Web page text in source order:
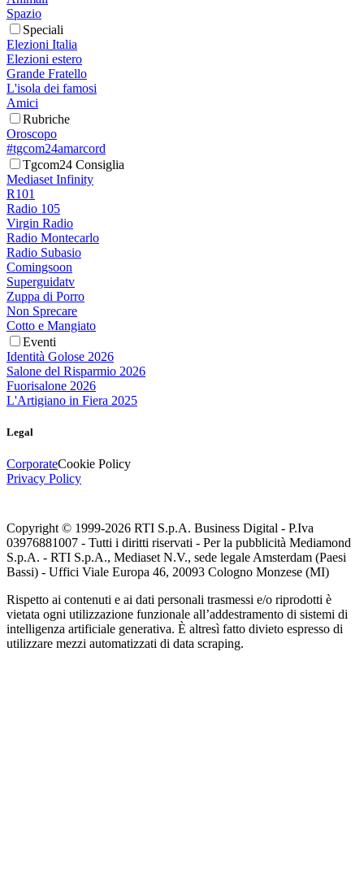
Spazio
Speciali
Elezioni Italia
Elezioni estero
Grande Fratello
L'isola dei famosi
Amici
Rubriche
Oroscopo
#tgcom24amarcord
Tgcom24 Consiglia
Mediaset Infinity
R101
Radio 105
Virgin Radio
Radio Montecarlo
Radio Subasio
Comingsoon
Superguidatv
Zuppa di Porro
Non Sprecare
Cotto e Mangiato
Eventi
Identità Golose 2026
Salone del Risparmio 2026
Fuorisalone 2026
L'Artigiano in Fiera 2025
Legal
CorporateCookie Policy
Privacy Policy
Copyright © 1999-2026 RTI S.p.A. Business Digital - P.Iva
03976881007 - Tutti i diritti riservati - Per la pubblicità Mediamond
S.p.A. - RTI S.p.A., Mediaset N.V., sede legale Amsterdam (Paesi
Bassi) - Uffici Viale Europa 46, 20093 Cologno Monzese (MI)
Rispetto ai contenuti e ai dati personali trasmessi e/o riprodotti è
vietata ogni utilizzazione funzionale all’addestramento di sistemi di
intelligenza artificiale generativa. È altresì fatto divieto espresso di
utilizzare mezzi automatizzati di data scraping.